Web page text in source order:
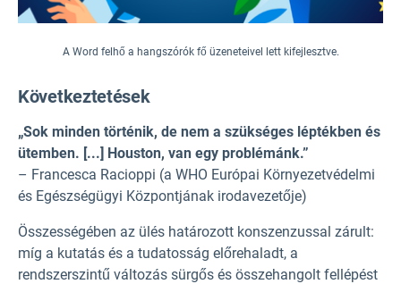
A Word felhő a hangszórók fő üzeneteivel lett kifejlesztve.
Következtetések
„Sok minden történik, de nem a szükséges léptékben és
ütemben. [...] Houston, van egy problémánk.”
– Francesca Racioppi (a WHO Európai Környezetvédelmi
és Egészségügyi Központjának irodavezetője)
Összességében az ülés határozott konszenzussal zárult:
míg a kutatás és a tudatosság előrehaladt, a
rendszerszintű változás sürgős és összehangolt fellépést